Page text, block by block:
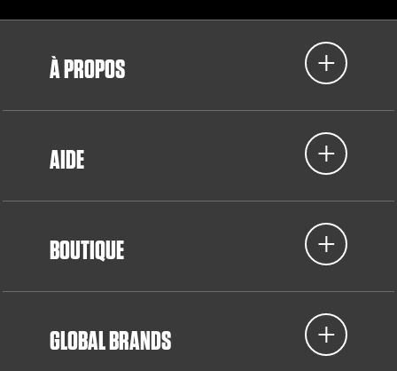
À PROPOS
AIDE
BOUTIQUE
GLOBAL BRANDS